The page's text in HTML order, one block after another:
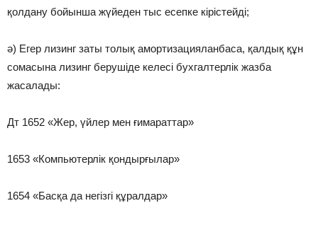
қолдану бойынша жүйеден тыс есепке кірістейді;
ә) Егер лизинг заты толық амортизацияланбаса, қалдық құн
сомасына лизинг берушіде келесі бухгалтерлік жазба
жасалады:
Дт 1652 «Жер, үйлер мен ғимараттар»
1653 «Компьютерлік қондырғылар»
1654 «Басқа да негізгі құралдар»